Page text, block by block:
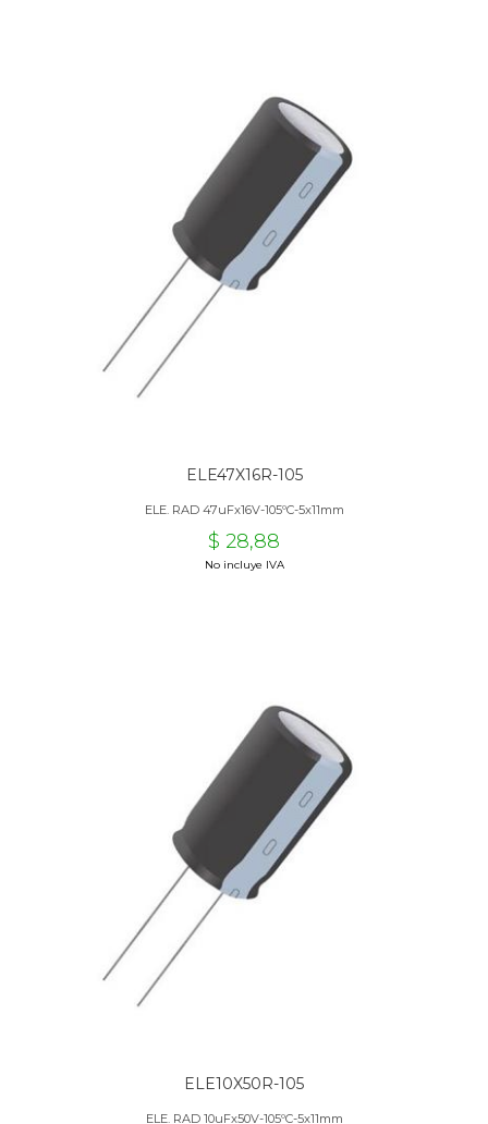
ELE47X16R-105
ELE. RAD 47uFx16V-105ºC-5x11mm
$ 28,88
No incluye IVA
ELE10X50R-105
ELE. RAD 10uFx50V-105ºC-5x11mm